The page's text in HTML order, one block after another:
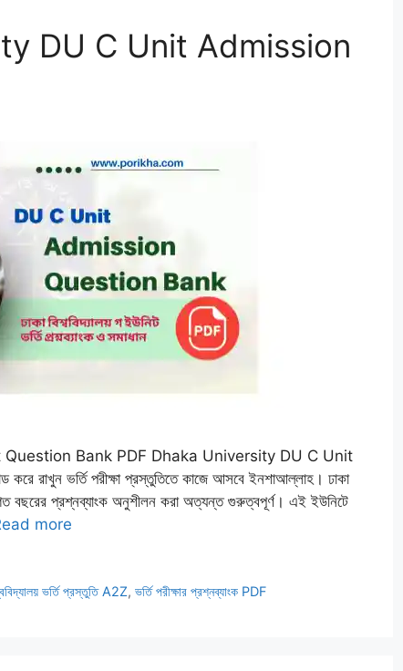
DU C Unit Admission
Bank PDF Dhaka University DU C Unit
ভর্তি পরীক্ষা প্রস্তুতিতে কাজে আসবে ইনশাআল্লাহ। ঢাকা
বছরের প্রশ্নব্যাংক অনুশীলন করা অত্যন্ত গুরুত্বপূর্ণ। এই ইউনিটে
more
ভর্তি প্রস্তুতি A2Z,ভর্তি পরীক্ষার প্রশ্নব্যাংক PDF